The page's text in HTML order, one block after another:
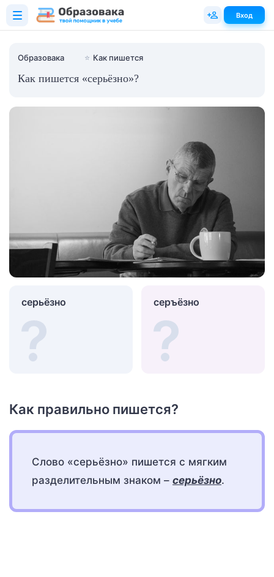
Образовака ⭐ Как пишется
Как пишется «серьёзно»?
серьёзно серъёзно
Как правильно пишется?
Слово «серьёзно» пишется с мягким
разделительным знаком – серьёзно.
Вход